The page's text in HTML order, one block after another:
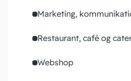
Marketing,
Restaurant, café og
Webshop